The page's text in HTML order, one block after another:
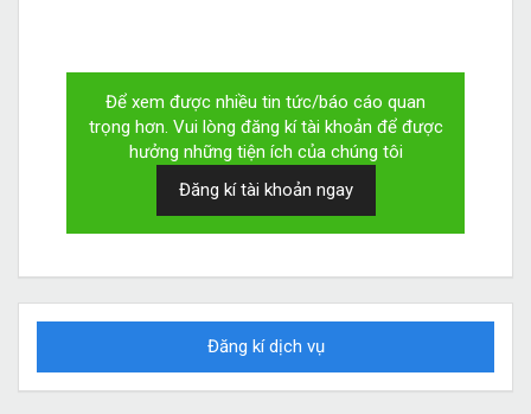
Để xem được nhiều tin tức/báo cáo quan
trọng hơn. Vui lòng đăng kí tài khoản để được
hưởng những tiện ích của chúng tôi
Đăng kí tài khoản ngay
Đăng kí dịch vụ